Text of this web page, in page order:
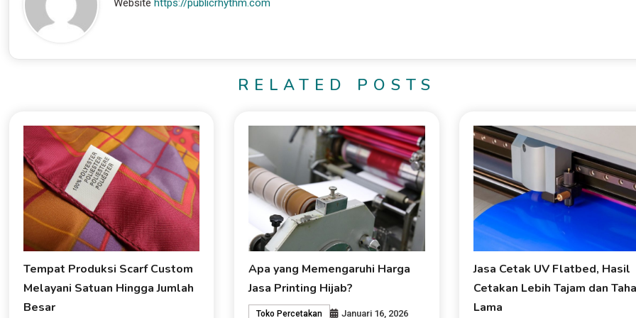
Website https://publicrhythm.com
RELATED POSTS
Tempat Produksi Scarf Custom
Melayani Satuan Hingga Jumlah
Besar
Apa yang Memengaruhi Harga
Jasa Printing Hijab?
Toko Percetakan Januari 16, 2026
Jasa Cetak UV Flatbed, Hasil
Cetakan Lebih Tajam dan
Lama